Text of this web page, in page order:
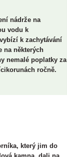
nádrže na
vodu k
k zachytávání
na některých
nemalé poplatky za
ročně.
který jim do